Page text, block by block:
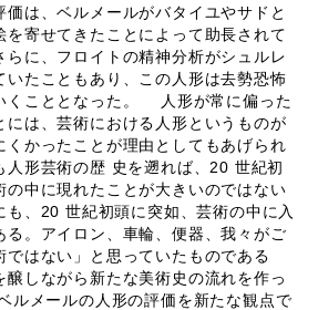
価は、ベルメールがバタイユやサドと
を寄せてきたことによって助長されて
らに、フロイトの精神分析がシュルレ
いたこともあり、この人形は去勢恐怖
くこととなった。 人形が常に偏った
には、芸術における人形というものが
くかったことが理由としてもあげられ
人形芸術の歴 史を遡れば、20 世紀初
の中に現れたことが大きいのではない
も、20 世紀初頭に突如、芸術の中に入
る。アイロン、車輪、便器、我々がご
ではない」と思っていたものである
醸しながら新たな美術史の流れを作っ
メールの人形の評価を新たな観点で